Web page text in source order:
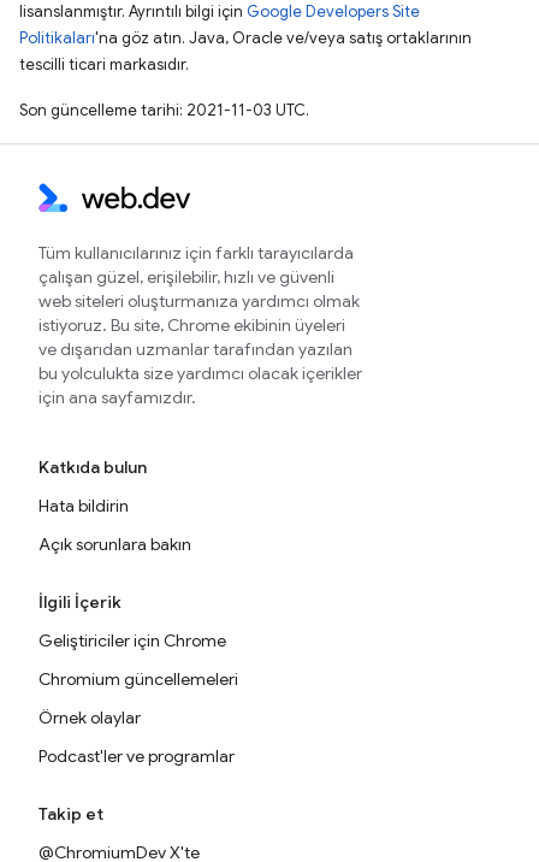
lisanslanmıştır. Ayrıntılı bilgi için Google Developers Site
Politikaları'na göz atın. Java, Oracle ve/veya satış ortaklarının
tescilli ticari markasıdır.
Son güncelleme tarihi: 2021-11-03 UTC.
Tüm kullanıcılarınız için farklı tarayıcılarda
çalışan güzel, erişilebilir, hızlı ve güvenli
web siteleri oluşturmanıza yardımcı olmak
istiyoruz. Bu site, Chrome ekibinin üyeleri
ve dışarıdan uzmanlar tarafından yazılan
bu yolculukta size yardımcı olacak içerikler
için ana sayfamızdır.
Katkıda bulun
Hata bildirin
Açık sorunlara bakın
İlgili İçerik
Geliştiriciler için Chrome
Chromium güncellemeleri
Örnek olaylar
Podcast'ler ve programlar
Takip et
@ChromiumDev X'te